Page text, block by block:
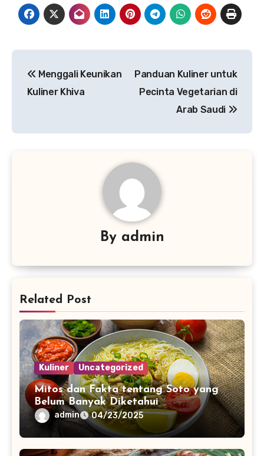
pos
Menggali Keunikan
Kuliner Khiva
Panduan Kuliner untuk
Pecinta Vegetarian di
Arab Saudi
By admin
Related Post
Kuliner Uncategorized
Mitos dan Fakta tentang Soto yang
Belum Banyak Diketahui
admin 04/23/2025